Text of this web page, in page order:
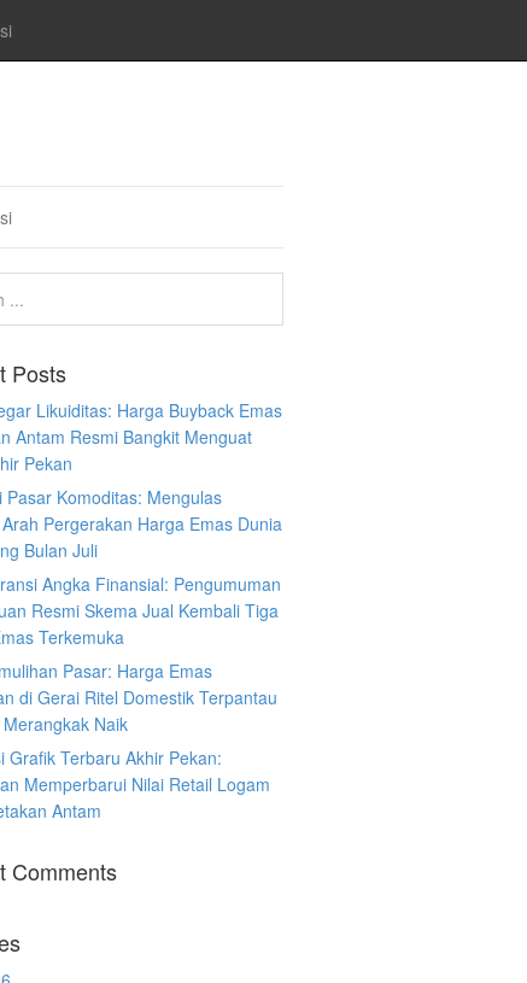
Posts
Likuiditas: Harga Buyback Emas
Antam Resmi Bangkit Menguat
Pekan
Pasar Komoditas: Mengulas
Pergerakan Harga Emas Dunia
Bulan Juli
Angka Finansial: Pengumuman
Resmi Skema Jual Kembali Tiga
Terkemuka
Pasar: Harga Emas
di Gerai Ritel Domestik Terpantau
Naik
Grafik Terbaru Akhir Pekan:
Memperbarui Nilai Retail Logam
Antam
Comments